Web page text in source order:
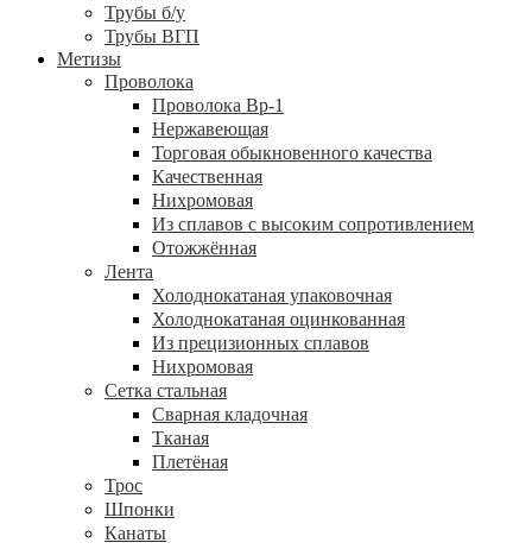
Трубы б/у
Трубы ВГП
Метизы
Проволока
Проволока Вр-1
Нержавеющая
Торговая обыкновенного качества
Качественная
Нихромовая
Из сплавов с высоким сопротивлением
Отожжённая
Лента
Холоднокатаная упаковочная
Холоднокатаная оцинкованная
Из прецизионных сплавов
Нихромовая
Сетка стальная
Сварная кладочная
Тканая
Плетёная
Трос
Шпонки
Канаты